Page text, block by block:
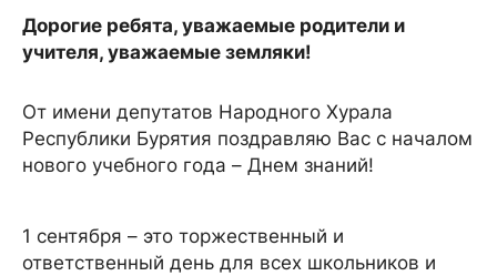
Дорогие ребята, уважаемые родители и
учителя, уважаемые земляки!
От имени депутатов Народного Хурала
Республики Бурятия поздравляю Вас с началом
нового учебного года – Днем знаний!
1 сентября – это торжественный и
ответственный день для всех школьников и